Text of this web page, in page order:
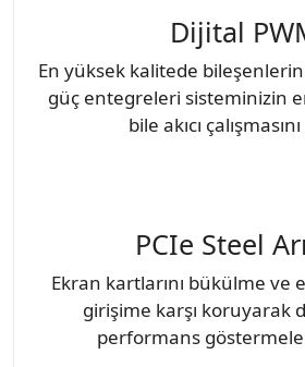
Dijital
En yüksek kalitede bileşenlerin
güç entegreleri sisteminizin
bile akıcı
PCIe Steel
Ekran kartlarını bükülme ve
girişime karşı koruyarak
performans